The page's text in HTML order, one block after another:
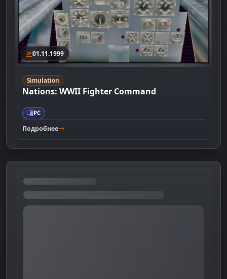
01.11.1999
Simulation
Nations: WWII Fighter Command
PC
Подробнее